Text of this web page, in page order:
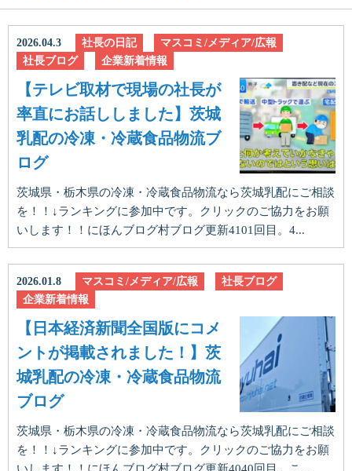
2026.04.3 社長の日記
マスコミ/メディア/広報
社長ブログ
企業新着情報
【テレビ取材で現場の社長が
率直にお話ししました】茨城
乳配の冷凍・冷蔵食品物流ブ
ログ
茨城県・栃木県の冷凍・冷蔵食品物流なら茨城乳配にご相談
を！！↓ランキングに参加中です。クリックのご協力をお願
いします！！にほんブログ村ブログ更新4101回目。4...
2026.01.8 マスコミ/メディア/広報
社長ブログ
企業新着情報
【日本経済新聞全国版にコメ
ントが掲載されました！】茨
城乳配の冷凍・冷蔵食品物流
ブログ
茨城県・栃木県の冷凍・冷蔵食品物流なら茨城乳配にご相談
を！！↓ランキングに参加中です。クリックのご協力をお願